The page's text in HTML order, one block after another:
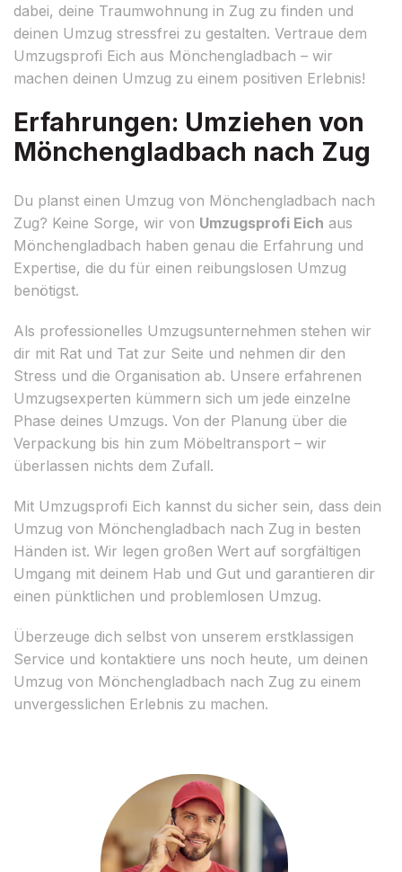
dabei, deine Traumwohnung in Zug zu finden und
deinen Umzug stressfrei zu gestalten. Vertraue dem
Umzugsprofi Eich aus Mönchengladbach – wir
machen deinen Umzug zu einem positiven Erlebnis!
Erfahrungen: Umziehen von
Mönchengladbach nach Zug
Du planst einen Umzug von Mönchengladbach nach
Zug? Keine Sorge, wir von Umzugsprofi Eich aus
Mönchengladbach haben genau die Erfahrung und
Expertise, die du für einen reibungslosen Umzug
benötigst.
Als professionelles Umzugsunternehmen stehen wir
dir mit Rat und Tat zur Seite und nehmen dir den
Stress und die Organisation ab. Unsere erfahrenen
Umzugsexperten kümmern sich um jede einzelne
Phase deines Umzugs. Von der Planung über die
Verpackung bis hin zum Möbeltransport – wir
überlassen nichts dem Zufall.
Mit Umzugsprofi Eich kannst du sicher sein, dass dein
Umzug von Mönchengladbach nach Zug in besten
Händen ist. Wir legen großen Wert auf sorgfältigen
Umgang mit deinem Hab und Gut und garantieren dir
einen pünktlichen und problemlosen Umzug.
Überzeuge dich selbst von unserem erstklassigen
Service und kontaktiere uns noch heute, um deinen
Umzug von Mönchengladbach nach Zug zu einem
unvergesslichen Erlebnis zu machen.